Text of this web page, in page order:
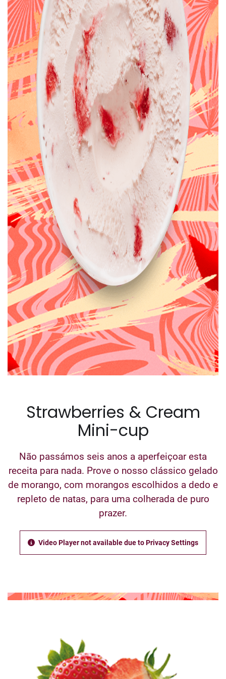
Strawberries & Cream
Mini-cup
Não passámos seis anos a aperfeiçoar esta
receita para nada. Prove o nosso clássico gelado
de morango, com morangos escolhidos a dedo e
repleto de natas, para uma colherada de puro
prazer.
Video Player not available due to Privacy Settings